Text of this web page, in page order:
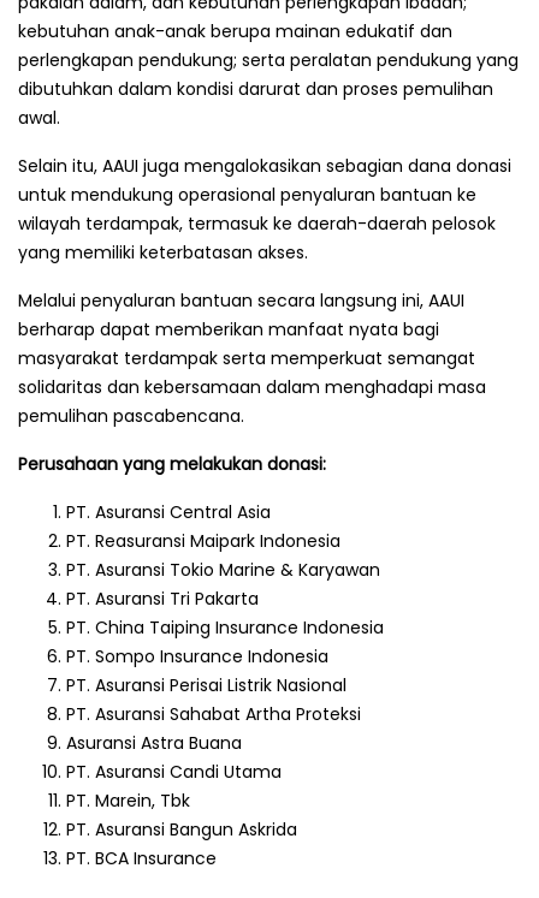
kebutuhan anak-anak berupa mainan edukatif dan
perlengkapan pendukung; serta peralatan pendukung yang
dibutuhkan dalam kondisi darurat dan proses pemulihan
awal.
Selain itu, AAUI juga mengalokasikan sebagian dana donasi
untuk mendukung operasional penyaluran bantuan ke
wilayah terdampak, termasuk ke daerah-daerah pelosok
yang memiliki keterbatasan akses.
Melalui penyaluran bantuan secara langsung ini, AAUI
berharap dapat memberikan manfaat nyata bagi
masyarakat terdampak serta memperkuat semangat
solidaritas dan kebersamaan dalam menghadapi masa
pemulihan pascabencana.
Perusahaan yang melakukan donasi:
PT. Asuransi Central Asia
PT. Reasuransi Maipark Indonesia
PT. Asuransi Tokio Marine & Karyawan
PT. Asuransi Tri Pakarta
PT. China Taiping Insurance Indonesia
PT. Sompo Insurance Indonesia
PT. Asuransi Perisai Listrik Nasional
PT. Asuransi Sahabat Artha Proteksi
Asuransi Astra Buana
PT. Asuransi Candi Utama
PT. Marein, Tbk
PT. Asuransi Bangun Askrida
PT. BCA Insurance